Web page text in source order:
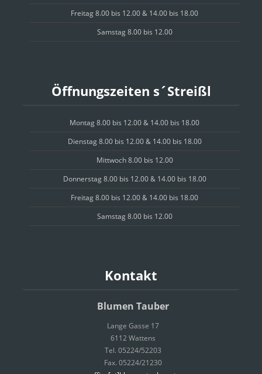
Freitag 8.00 bis 12.00 & 14.00 bis 18.00
Samstag 8.00 bis 12.00
Öffnungszeiten s´Streißl
Montag 8.00 bis 12.00 & 14.00 bis 18.00
Dienstag 8.00 bis 12.00 & 14.00 bis 18.00
Mittwoch 8.00 bis 12.00
Donnerstag 8.00 bis 12.00 & 14.00 bis 18.00
Freitag 8.00 bis 12.00 & 14.00 bis 18.00
Samstag 8.00 bis 12.00
Kontakt
Blumen Tauber
Lange Gasse 17
6112 Wattens
Tel. 05224/52203
Fax. 05224/21230